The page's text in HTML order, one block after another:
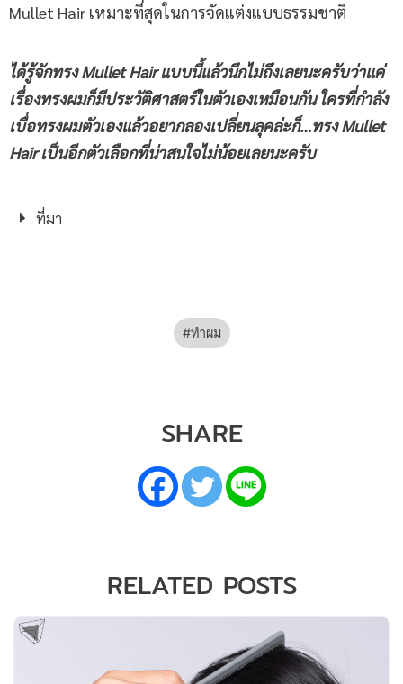
Mullet Hair เหมาะที่สุดในการจัดแต่งแบบธรรมชาติ
ได้รู้จักทรงMullet Hair แบบนี้แล้วนึกไม่ถึงเลยนะครับว่าแค่
เรื่องทรงผมก็มีประวัติศาสตร์ในตัวเองเหมือนกัน ใครที่กำลัง
เบื่อทรงผมตัวเองแล้วอยากลองเปลี่ยนลุคล่ะก็…ทรง Mullet
Hair เป็นอีกตัวเลือกที่น่าสนใจไม่น้อยเลยนะครับ
ที่มา
ทำผม
SHARE
RELATED POSTS